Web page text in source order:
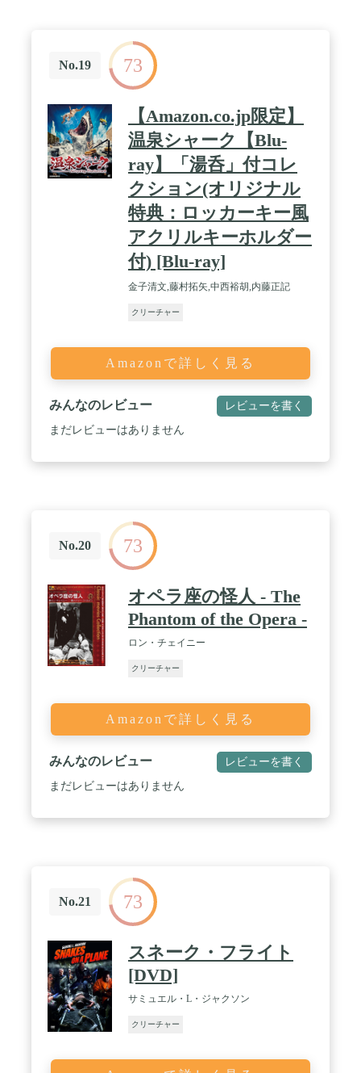
No.19 73
【Amazon.co.jp限定】
温泉シャーク【Blu-
ray】「湯呑」付コレ
クション(オリジナル
特典：ロッカーキー風
アクリルキーホルダー
付) [Blu-ray]
金子清文,藤村拓矢,中西裕胡,内藤正記
クリーチャー
Amazonで詳しく見る
みんなのレビュー レビューを書く
まだレビューはありません
No.20 73
オペラ座の怪人 - The
Phantom of the Opera -
ロン・チェイニー
クリーチャー
Amazonで詳しく見る
みんなのレビュー レビューを書く
まだレビューはありません
No.21 73
スネーク・フライト
[DVD]
サミュエル・L・ジャクソン
クリーチャー